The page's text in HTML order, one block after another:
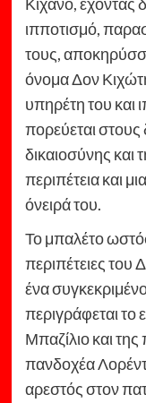
ιπποτισμό,
τους,
όνομα Δον
υπηρέτη του και
πορεύεται
δικαιοσύνης και
περιπέτεια και
όνειρά του.
Το μπαλέτο
περιπέτειες του
ένα
περιγράφεται το
Μπαζίλιο και
πανδοχέα
αρεστός στον